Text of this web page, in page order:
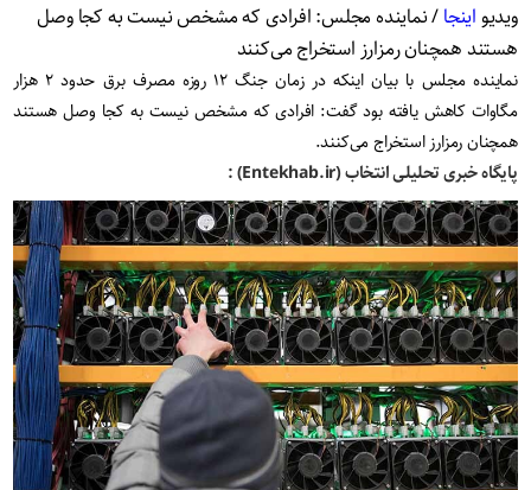
ویدیواینجا/ نماینده مجلس: افرادی که مشخص نیست به کجا وصل
هستند همچنان رمزارز استخراج می‌کنند
نماینده مجلس با بیان اینکه در زمان جنگ ۱۲ روزه مصرف برق حدود ۲ هزار
مگاوات کاهش یافته بود گفت: افرادی که مشخص نیست به کجا وصل هستند
همچنان رمزارز استخراج می‌کنند.
پایگاه خبری تحلیلی انتخاب (Entekhab.ir) :